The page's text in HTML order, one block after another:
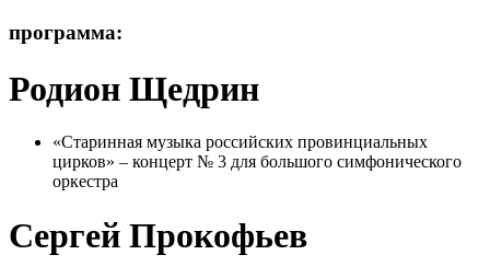
программа:
Родион Щедрин
«Старинная музыка российских провинциальных
цирков» – концерт № 3 для большого симфонического
оркестра
Сергей Прокофьев